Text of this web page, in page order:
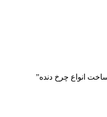
انواع چرخ دنده”